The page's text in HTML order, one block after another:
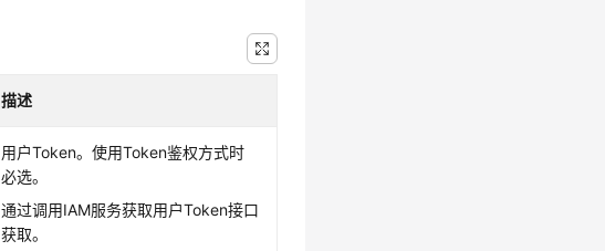
描述
用户Token。使用Token鉴权方式时
必选。
通过调用IAM服务获取用户Token接口
获取。